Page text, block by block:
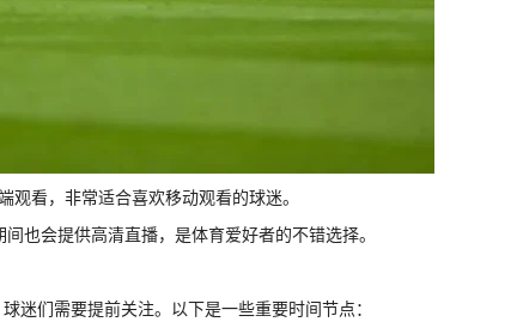
看，非常适合喜欢移动观看的球迷。
也会提供高清直播，是体育爱好者的不错选择。
迷们需要提前关注。以下是一些重要时间节点：